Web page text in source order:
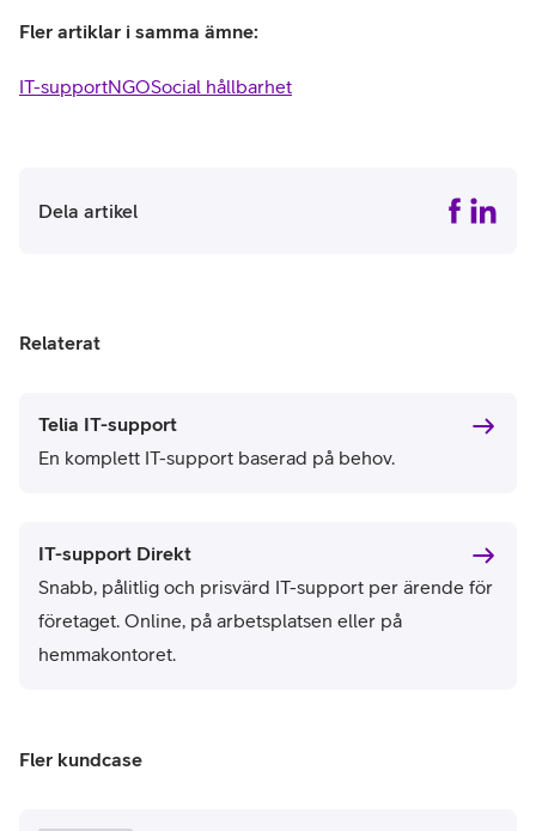
Fler artiklar i samma ämne:
IT-supportNGOSocial hållbarhet
Dela artikel
Relaterat
Telia IT-support
En komplett IT-support baserad på behov.
IT-support Direkt
Snabb, pålitlig och prisvärd IT-support per ärende för
företaget. Online, på arbetsplatsen eller på
hemmakontoret.
Fler kundcase